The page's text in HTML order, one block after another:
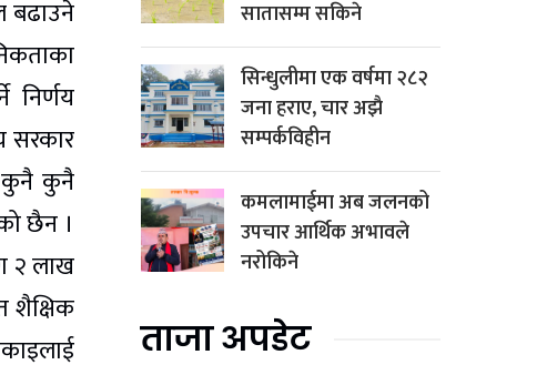
बढाउने
निर्णय
सरकार
कुनै कुनै
छैन ।
२ लाख
शैक्षिक
सातासम्म सकिने
सिन्धुलीमा एक वर्षमा २८२
जना हराए, चार अझै
सम्पर्कविहीन
कमलामाईमा अब जलनको
उपचार आर्थिक अभावले
नरोकिने
ताजा अपडेट